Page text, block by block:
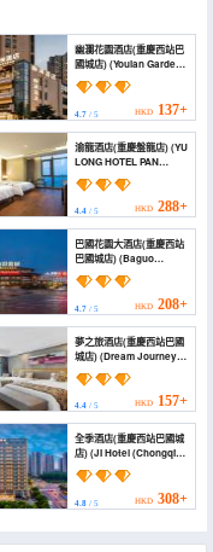
幽瀾花園酒店(重慶西站巴
國城店) (Youlan Garden
Hotel (Chongqing West
Station · Baguo City
4.7/ 5 HKD 137+
渝龍酒店(重慶盤龍店) (YU
LONG HOTEL PAN
LONG)
4.4/ 5 HKD 288+
巴國花園大酒店(重慶西站
巴國城店) (Baguo
Garden Hotel)
4.7/ 5 HKD 208+
夢之旅酒店(重慶西站巴國
城店) (Dream Journey
Hotel (Chongqing West
Railway Station
Baguocheng))
4.4/ 5 HKD 157+
全季酒店(重慶西站巴國城
店) (JI Hotel (Chongqing
Baguocheng))
4.8/ 5 HKD 308+